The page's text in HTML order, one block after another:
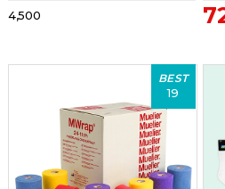
4,500
BEST
19